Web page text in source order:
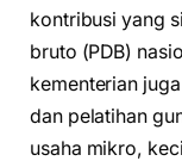
kontribusi yang
bruto (PDB)
kementerian
dan pelatihan
usaha mikro,